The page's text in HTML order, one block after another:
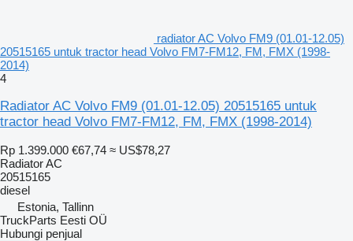
radiator AC Volvo FM9 (01.01-12.05)
20515165 untuk tractor head Volvo FM7-FM12, FM, FMX (1998-
2014)
4
Radiator AC Volvo FM9 (01.01-12.05) 20515165 untuk
tractor head Volvo FM7-FM12, FM, FMX (1998-2014)
Rp 1.399.000 €67,74 ≈ US$78,27
Radiator AC
20515165
diesel
Estonia, Tallinn
TruckParts Eesti OÜ
Hubungi penjual